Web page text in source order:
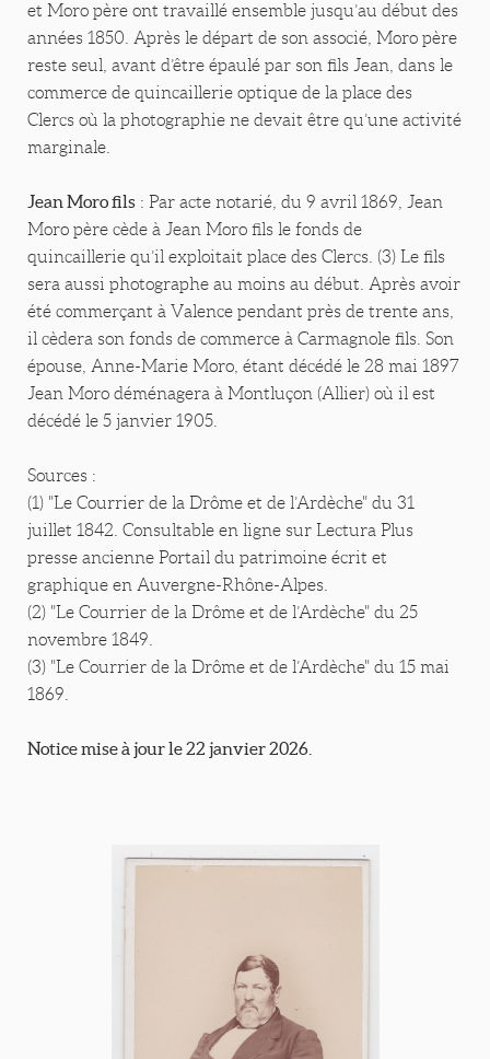
et Moro père ont travaillé ensemble jusqu’au début des
années 1850. Après le départ de son associé, Moro père
reste seul, avant d’être épaulé par son fils Jean, dans le
commerce de quincaillerie optique de la place des
Clercs où la photographie ne devait être qu’une activité
marginale.
Jean Moro fils : Par acte notarié, du 9 avril 1869, Jean
Moro père cède à Jean Moro fils le fonds de
quincaillerie qu’il exploitait place des Clercs. (3) Le fils
sera aussi photographe au moins au début. Après avoir
été commerçant à Valence pendant près de trente ans,
il cèdera son fonds de commerce à Carmagnole fils. Son
épouse, Anne-Marie Moro, étant décédé le 28 mai 1897
Jean Moro déménagera à Montluçon (Allier) où il est
décédé le 5 janvier 1905.
Sources :
(1) "Le Courrier de la Drôme et de l’Ardèche" du 31
juillet 1842. Consultable en ligne sur Lectura Plus
presse ancienne Portail du patrimoine écrit et
graphique en Auvergne-Rhône-Alpes.
(2) "Le Courrier de la Drôme et de l’Ardèche" du 25
novembre 1849.
(3) "Le Courrier de la Drôme et de l’Ardèche" du 15 mai
1869.
Notice mise à jour le 22 janvier 2026.